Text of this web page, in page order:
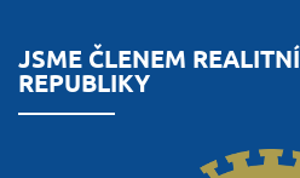
JSME ČLENEM
REPUBLIKY